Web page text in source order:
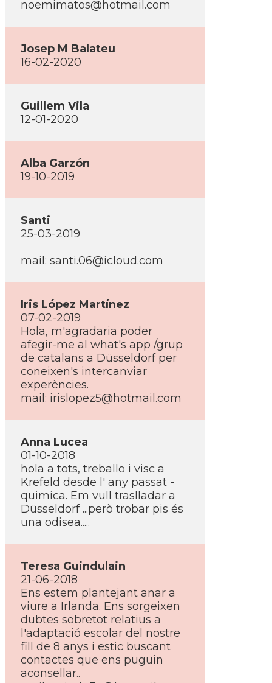
noemimatos@hotmail.com
Josep M Balateu
16-02-2020
Guillem Vila
12-01-2020
Alba Garzón
19-10-2019
Santi
25-03-2019
mail: santi.06@icloud.com
Iris López Martí­nez
07-02-2019
Hola, m'agradaria poder
afegir-me al what's app /grup
de catalans a Düsseldorf per
coneixen's intercanviar
experències.
mail: irislopez5@hotmail.com
Anna Lucea
01-10-2018
hola a tots, treballo i visc a
Krefeld desde l' any passat -
quimica. Em vull traslladar a
Düsseldorf ...però trobar pis és
una odisea.....
Teresa Guindulain
21-06-2018
Ens estem plantejant anar a
viure a Irlanda. Ens sorgeixen
dubtes sobretot relatius a
l'adaptació escolar del nostre
fill de 8 anys i estic buscant
contactes que ens puguin
aconsellar..